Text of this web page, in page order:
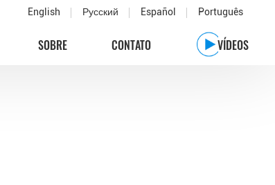
English Русский Español Português
SOBRE CONTATO VÍDEOS